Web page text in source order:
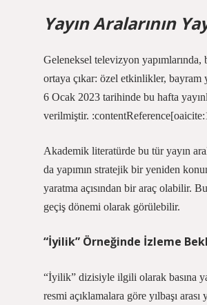
Yayın Aralarının
Geleneksel televizyon
ortaya çıkar: özel etkinlikler, bayram
6 Ocak 2023 tarihinde bu hafta
verilmiştir.
Akademik literatürde bu tür yayın
da yapımın stratejik bir yeniden
yaratma açısından bir araç olabilir.
geçiş dönemi olarak görülebilir.
“İyilik” Örneğinde İzleme
“İyilik” dizisiyle ilgili olarak basına
resmi açıklamalara göre yılbaşı